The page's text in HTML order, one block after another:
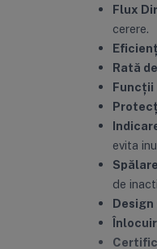
Flux
cerere.
Rată
evita
de